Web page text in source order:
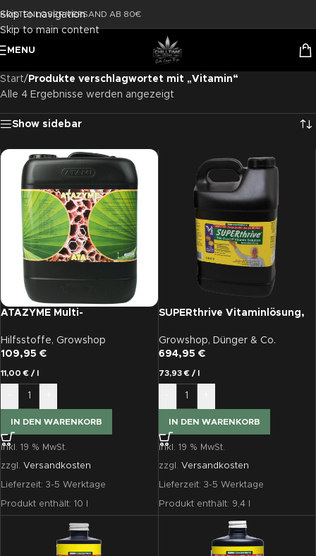
Skip to navigation
Skip to main content
KOSTENLOSER VERSAND AB 80€
MENU
Start/ Produkte verschlagwortet mit „Vitamin“
Alle 4 Ergebnisse werden angezeigt
Show sidebar
ATAZYME Multi-
Vitaminen, 10 L
Hilfsstoffe, Growshop
109,95 €
11,00€ /
IN DEN WARENKORB
inkl. 19 % MwSt.
zzgl. Versandkosten
Lieferzeit: 3-5 Werktage
Produkt enthält: 10
SUPERthrive Vitaminlösung,
Growshop, Dünger & Co.
694,95 €
73,93€/
IN DEN WARENKORB
inkl. 19 % MwSt.
zzgl. Versandkosten
Lieferzeit: 3-5 Werktage
Produkt enthält: 9,4